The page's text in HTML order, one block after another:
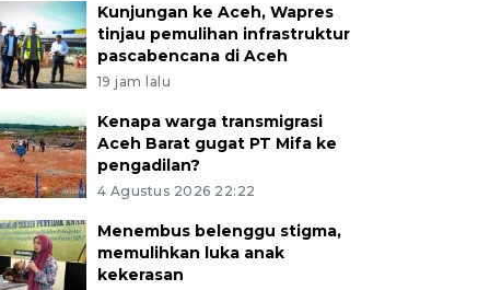
Kunjungan ke Aceh, Wapres
tinjau pemulihan infrastruktur
pascabencana di Aceh
19 jam lalu
Kenapa warga transmigrasi
Aceh Barat gugat PT Mifa ke
pengadilan?
4 Agustus 2026 22:22
Menembus belenggu stigma,
memulihkan luka anak
kekerasan